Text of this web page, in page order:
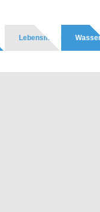
Lebensmittel